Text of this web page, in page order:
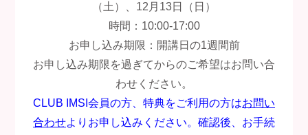
（土）、12月13日（日）
時間：10:00-17:00
お申し込み期限：開講日の1週間前
お申し込み期限を過ぎてからのご希望はお問い合
わせください。
CLUB IMSI会員の方、特典をご利用の方はお問い
合わせよりお申し込みください。確認後、お手続